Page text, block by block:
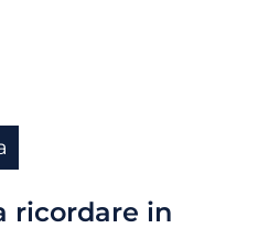
ricordare in